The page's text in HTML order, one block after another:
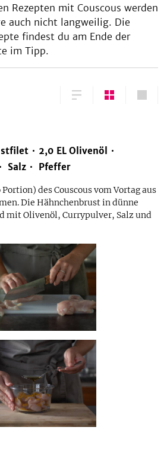
Rezepten mit Couscous werden
auch nicht langweilig. Die
findest du am Ende der
im Tipp.
2,0 EL Olivenöl
Salz Pfeffer
des Couscous vom Vortag aus
Die Hähnchenbrust in dünne
mit Olivenöl, Currypulver, Salz und